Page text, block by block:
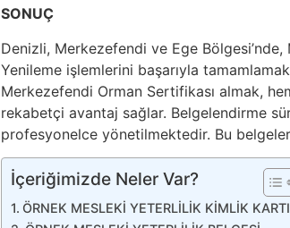
SONUÇ
Denizli, Merkezefendi ve Ege
Yenileme işlemlerini başarıyla
Merkezefendi Orman Sertifikası almak,
rekabetçi avantaj sağlar. Belgelendirme
profesyonelce yönetilmektedir. Bu
İçeriğimizde Neler Var?
ÖRNEK MESLEKİ YETERLİLİK KİMLİK KARTI